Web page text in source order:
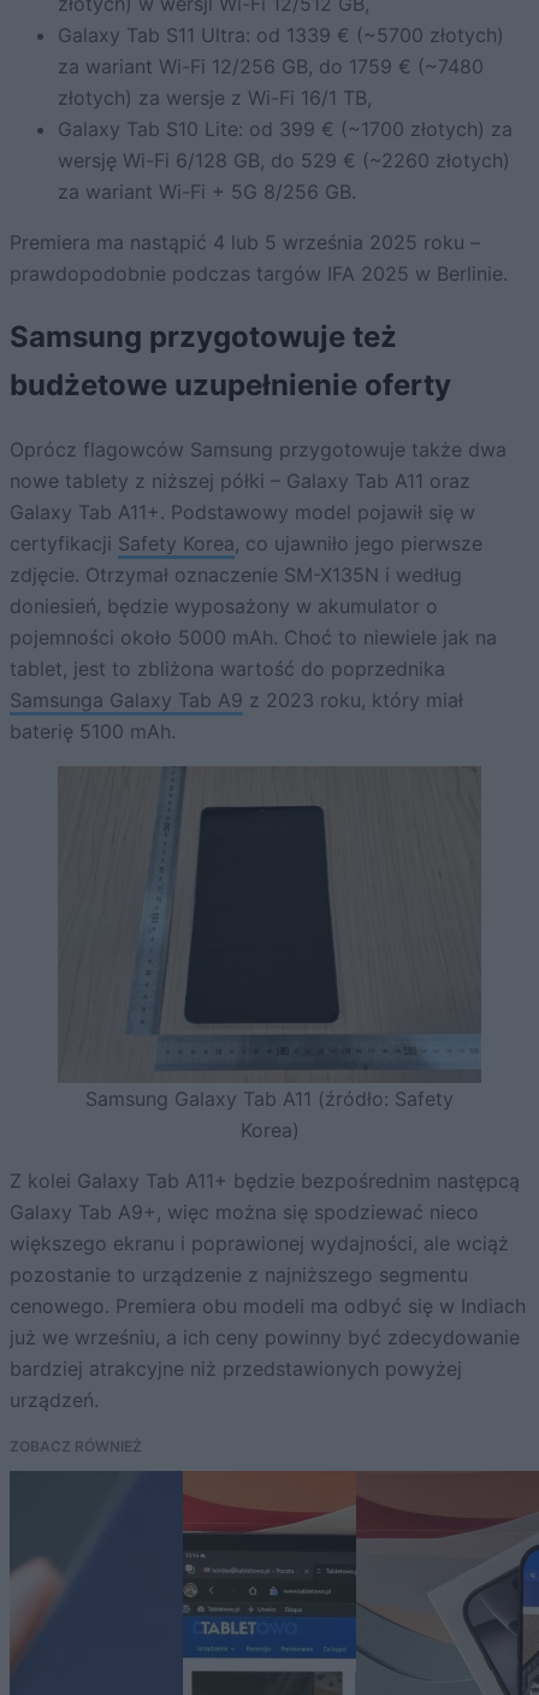
Galaxy Tab S11 Ultra: od 1339 € (~5700 złotych)
za wariant Wi-Fi 12/256 GB, do 1759 € (~7480
złotych) za wersje z Wi-Fi 16/1 TB,
Galaxy Tab S10 Lite: od 399 € (~1700 złotych) za
wersję Wi-Fi 6/128 GB, do 529 € (~2260 złotych)
za wariant Wi-Fi + 5G 8/256 GB.
Premiera ma nastąpić 4 lub 5 września 2025 roku –
prawdopodobnie podczas targów IFA 2025 w Berlinie.
Samsung przygotowuje też
budżetowe uzupełnienie oferty
Oprócz flagowców Samsung przygotowuje także dwa
nowe tablety z niższej półki – Galaxy Tab A11 oraz
Galaxy Tab A11+. Podstawowy model pojawił się w
certyfikacji Safety Korea, co ujawniło jego pierwsze
zdjęcie. Otrzymał oznaczenie SM-X135N i według
doniesień, będzie wyposażony w akumulator o
pojemności około 5000 mAh. Choć to niewiele jak na
tablet, jest to zbliżona wartość do poprzednika
Samsunga Galaxy Tab A9 z 2023 roku, który miał
baterię 5100 mAh.
Samsung Galaxy Tab A11 (źródło: Safety
Korea)
Z kolei Galaxy Tab A11+ będzie bezpośrednim następcą
Galaxy Tab A9+, więc można się spodziewać nieco
większego ekranu i poprawionej wydajności, ale wciąż
pozostanie to urządzenie z najniższego segmentu
cenowego. Premiera obu modeli ma odbyć się w Indiach
już we wrześniu, a ich ceny powinny być zdecydowanie
bardziej atrakcyjne niż przedstawionych powyżej
urządzeń.
ZOBACZ RÓWNIEŻ